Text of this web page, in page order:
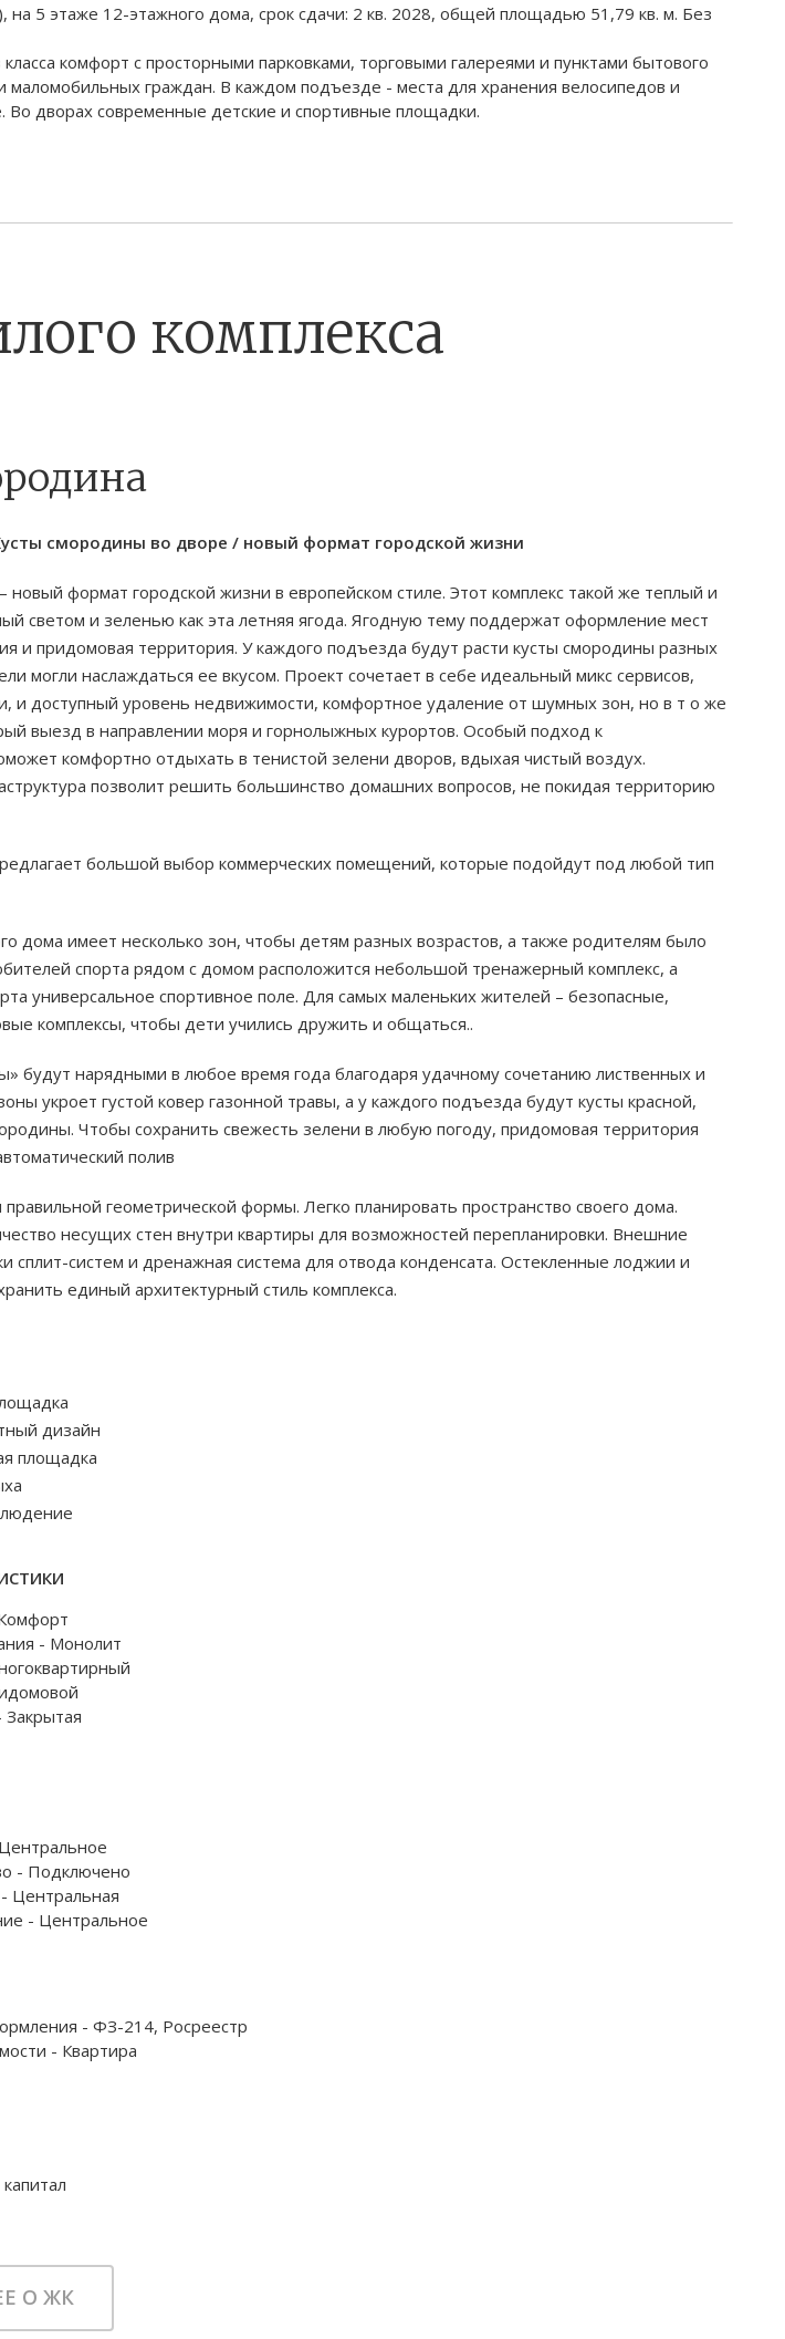
5 этаже 12-этажного дома, срок сдачи: 2 кв. 2028, общей площадью 51,79 кв. м. Без
комфорт с просторными парковками, торговыми галереями и пунктами бытового
граждан. В каждом подъезде - места для хранения велосипедов и
дворах современные детские и спортивные площадки.
комплекса
смородины во дворе / новый формат городской жизни
формат городской жизни в европейском стиле. Этот комплекс такой же теплый и
светом и зеленью как эта летняя ягода. Ягодную тему поддержат оформление мест
и придомовая территория. У каждого подъезда будут расти кусты смородины разных
могли наслаждаться ее вкусом. Проект сочетает в себе идеальный микс сервисов,
и доступный уровень недвижимости, комфортное удаление от шумных зон, но в т о же
выезд в направлении моря и горнолыжных курортов. Особый подход к
комфортно отдыхать в тенистой зелени дворов, вдыхая чистый воздух.
позволит решить большинство домашних вопросов, не покидая территорию
большой выбор коммерческих помещений, которые подойдут под любой тип
дома имеет несколько зон, чтобы детям разных возрастов, а также родителям было
спорта рядом с домом расположится небольшой тренажерный комплекс, а
универсальное спортивное поле. Для самых маленьких жителей – безопасные,
комплексы, чтобы дети учились дружить и общаться..
будут нарядными в любое время года благодаря удачному сочетанию лиственных и
укроет густой ковер газонной травы, а у каждого подъезда будут кусты красной,
Чтобы сохранить свежесть зелени в любую погоду, придомовая территория
полив
геометрической формы. Легко планировать пространство своего дома.
несущих стен внутри квартиры для возможностей перепланировки. Внешние
сплит-систем и дренажная система для отвода конденсата. Остекленные лоджии и
единый архитектурный стиль комплекса.
дизайн
площадка
- Монолит
- Подключено
Центральная
- Центральное
- ФЗ-214, Росреестр
- Квартира
О ЖК